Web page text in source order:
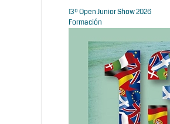
13º Open Junior Show 2026
Formación